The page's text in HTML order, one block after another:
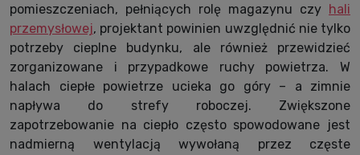
pomieszczeniach, pełniących rolę magazynu czy hali
przemysłowej, projektant powinien uwzględnić nie tylko
potrzeby cieplne budynku, ale również przewidzieć
zorganizowane i przypadkowe ruchy powietrza. W
halach ciepłe powietrze ucieka go góry – a zimnie
napływa do strefy roboczej. Zwiększone
zapotrzebowanie na ciepło często spowodowane jest
nadmierną wentylacją wywołaną przez częste